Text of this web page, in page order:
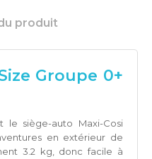
produit
Groupe 0+
le siège-auto Maxi-Cosi
en extérieur de
3.2 kg, donc facile à